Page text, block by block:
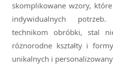
skomplikowane wzory,
indywidualnych
technikom obróbki, stal
różnorodne kształty i
unikalnych i